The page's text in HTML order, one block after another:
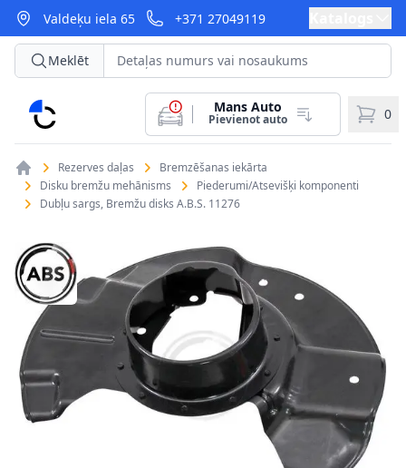
Valdeķu iela 65 +371 27049119
CarParts
Meklēt
Mans Auto
Pievienot auto 0
Rezerves daļas
Bremzēšanas iekārta
Disku bremžu mehānisms
Piederumi/Atsevišķi komponenti
Dubļu sargs, Bremžu disks A.B.S. 11276